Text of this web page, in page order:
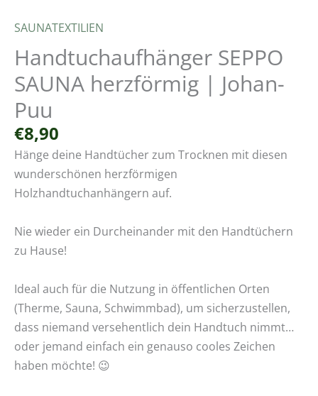
SAUNATEXTILIEN
Handtuchaufhänger SEPPO
SAUNA herzförmig | Johan-
Puu
€8,90
Hänge deine Handtücher zum Trocknen mit diesen
wunderschönen herzförmigen
Holzhandtuchanhängern auf.
Nie wieder ein Durcheinander mit den Handtüchern
zu Hause!
Ideal auch für die Nutzung in öffentlichen Orten
(Therme, Sauna, Schwimmbad), um sicherzustellen,
dass niemand versehentlich dein Handtuch nimmt…
oder jemand einfach ein genauso cooles Zeichen
haben möchte! 😉